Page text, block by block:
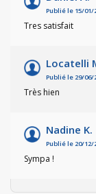
Publié le 15/01/
Tres satisfait
Locatelli
Publié le 29/06/
Très hien
Nadine K.
Publié le 20/12/
Sympa !